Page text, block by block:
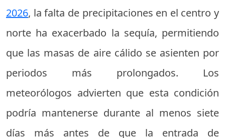
2026, la falta de precipitaciones en el centro y
norte ha exacerbado la sequía, permitiendo
que las masas de aire cálido se asienten por
periodos más prolongados. Los
meteorólogos advierten que esta condición
podría mantenerse durante al menos siete
días más antes de que la entrada de